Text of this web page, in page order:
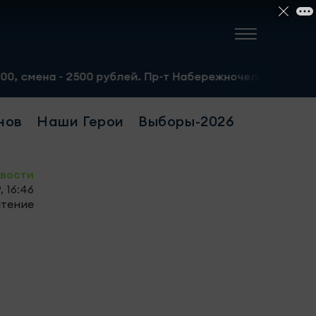
рублей. Пр-т Набережночелнинский, 13а. Тел.: 8-
Наши Герои Выборы-2026
16:46